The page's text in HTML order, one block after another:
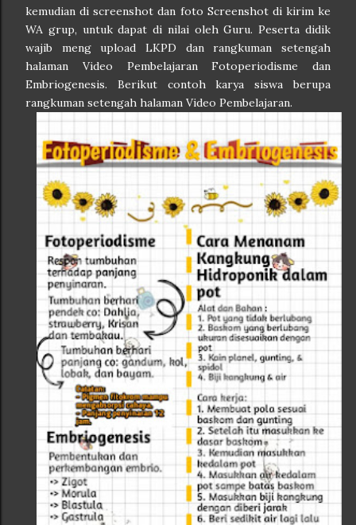
kemudian di screenshot dan foto Screenshot di kirim ke
WA grup, untuk dapat di nilai oleh Guru. Peserta didik
wajib meng upload LKPD dan rangkuman setengah
halaman Video Pembelajaran Fotoperiodisme dan
Embriogenesis. Berikut contoh karya siswa berupa
rangkuman setengah halaman Video Pembelajaran.